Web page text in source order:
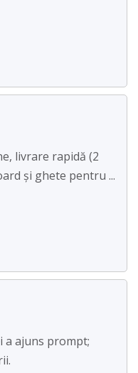
livrare rapidă (2
și ghete pentru ...
a ajuns prompt;